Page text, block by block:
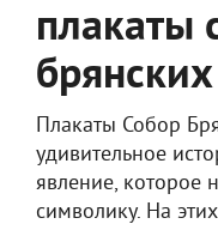
плакаты
Плакаты Собор
удивительное
явление, которое
символику. На